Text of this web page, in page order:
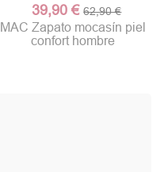
39,90 € 62,90 €
MAC Zapato mocasín piel
confort hombre